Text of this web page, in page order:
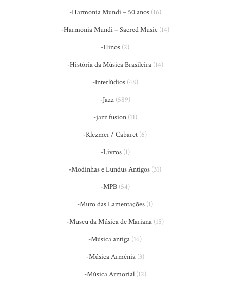
-Harmonia Mundi – 50 anos(16)
-Harmonia Mundi – Sacred Music (14)
-Hinos (2)
-História da Música Brasileira(14)
-Interlúdios(48)
-Jazz(589)
-jazz fusion(11)
-Klezmer / Cabaret (6)
-Livros(1)
-Modinhas e Lundus Antigos (31)
-MPB(54)
-Muro das Lamentações (1)
-Museu da Música de Mariana(15)
-Música antiga (16)
-Música Armênia(3)
-Música Armorial(12)